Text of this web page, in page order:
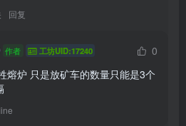
回复
作者 工坊UID:17240
0
熔炉 只是放矿车的数量只能是3个